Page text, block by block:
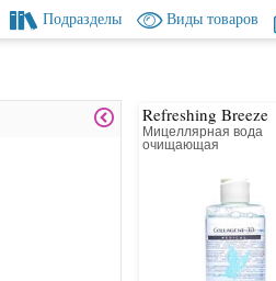
Подразделы Виды товаров
Refreshing Breeze
Мицеллярная вода
очищающая